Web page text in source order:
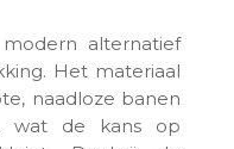
alternatief
Het materiaal
naadloze banen
wat de kans op